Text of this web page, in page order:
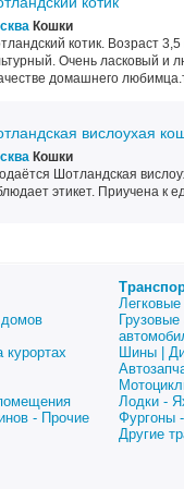
Кошки
котик. Возраст
Очень ласковый и
домашнего
вислоухая
Кошки
Шотландская
этикет. Приучена к
домов
- Прочие
Шины |
Лодки -
Фургоны
Другие